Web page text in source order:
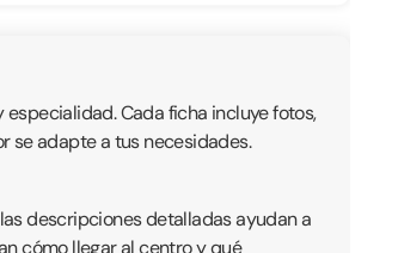
Cada ficha incluye fotos,
se adapte a tus necesidades.
descripciones detalladas ayudan a
cómo llegar al centro y qué